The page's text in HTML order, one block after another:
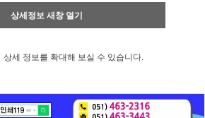
상세정보 새창 열기
상세 정보를 확대해 보실 수 있습니다.